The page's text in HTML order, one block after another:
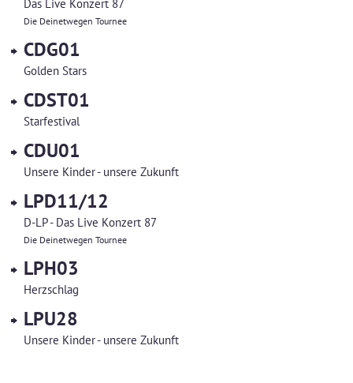
Das Live Konzert 87
Die Deinetwegen Tournee
CDG01
Golden Stars
CDST01
Starfestival
CDU01
Unsere Kinder - unsere Zukunft
LPD11/12
D-LP - Das Live Konzert 87
Die Deinetwegen Tournee
LPH03
Herzschlag
LPU28
Unsere Kinder - unsere Zukunft